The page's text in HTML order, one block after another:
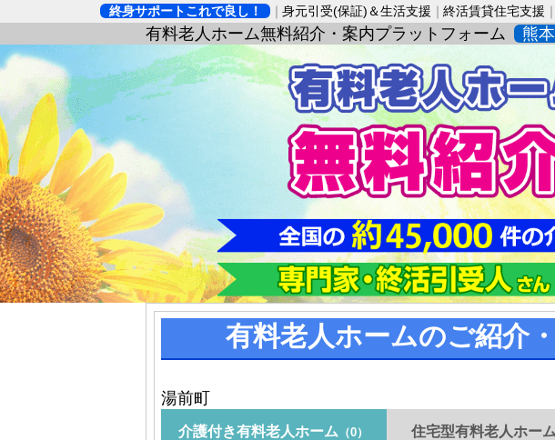
終身サポートこれで良し！ 身元引受(保証)＆生活支援 終活賃貸住宅支援
有料老人ホーム無料紹介・案内プラットフォーム 熊
有料老人ホームのご紹介
湯前町
介護付き有料老人ホーム （0） 住宅型有料老人ホーム